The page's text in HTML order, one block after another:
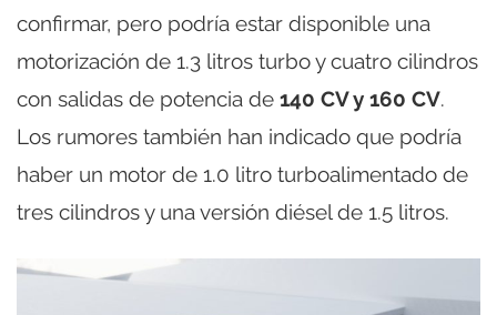
confirmar, pero podría estar disponible una
motorización de 1.3 litros turbo y cuatro cilindros
con salidas de potencia de 140 CV y 160 CV.
Los rumores también han indicado que podría
haber un motor de 1.0 litro turboalimentado de
tres cilindros y una versión diésel de 1.5 litros.